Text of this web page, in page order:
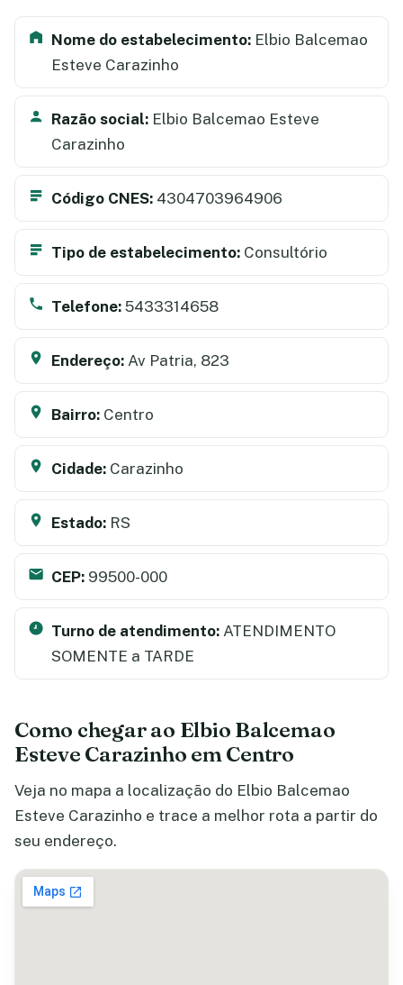
Nome do estabelecimento: Elbio Balcemao
Esteve Carazinho
Razão social: Elbio Balcemao Esteve
Carazinho
Código CNES: 4304703964906
Tipo de estabelecimento: Consultório
Telefone: 5433314658
Endereço: Av Patria, 823
Bairro: Centro
Cidade: Carazinho
Estado: RS
CEP: 99500-000
Turno de atendimento: ATENDIMENTO
SOMENTE a TARDE
Como chegar ao Elbio Balcemao
Esteve Carazinho em Centro
Veja no mapa a localização do Elbio Balcemao
Esteve Carazinho e trace a melhor rota a partir do
seu endereço.